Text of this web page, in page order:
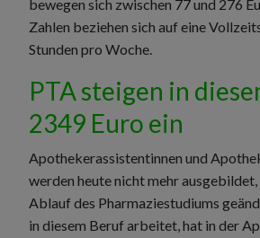
bewegen sich zwischen 77 und 276
Zahlen beziehen sich auf eine
Stunden pro Woche.
PTA steigen in
2349 Euro ein
Apothekerassistentinnen und
werden heute nicht mehr
Ablauf des Pharmaziestudiums
in diesem Beruf arbeitet, hat in der